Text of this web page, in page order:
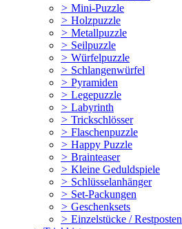
> Mini-Puzzle
> Holzpuzzle
> Metallpuzzle
> Seilpuzzle
> Würfelpuzzle
> Schlangenwürfel
> Pyramiden
> Legepuzzle
> Labyrinth
> Trickschlösser
> Flaschenpuzzle
> Happy Puzzle
> Brainteaser
> Kleine Geduldspiele
> Schlüsselanhänger
> Set-Packungen
> Geschenksets
> Einzelstücke / Restposten